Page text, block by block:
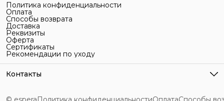
Политика конфиденциальности
Оплата
Способы возврата
Доставка
Реквизиты
Оферта
Сертификаты
Рекомендации по уходу
Контакты